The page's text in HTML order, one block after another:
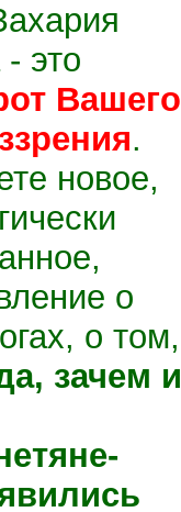
это
Вашего
.
новое,
о
о том,
зачем и